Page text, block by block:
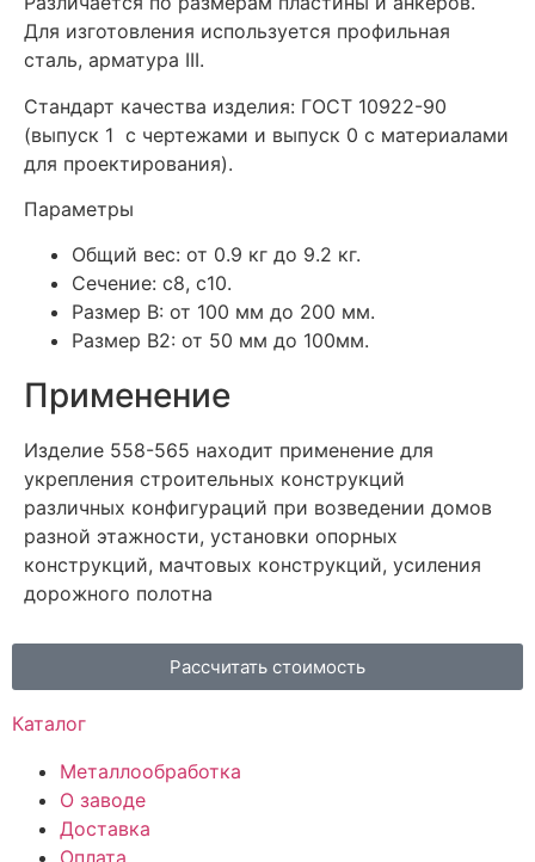
Каталог
Металлообработка
О заводе
Доставка
Для изготовления используется профильная
сталь, арматура III.
Стандарт качества изделия: ГОСТ 10922-90
(выпуск 1 с чертежами и выпуск 0 с материалами
для проектирования).
Параметры
Общий вес: от 0.9 кг до 9.2 кг.
Сечение: с8, с10.
Размер В: от 100 мм до 200 мм.
Размер В2: от 50 мм до 100мм.
Применение
Изделие 558-565 находит применение для
укрепления строительных конструкций
различных конфигураций при возведении домов
разной этажности, установки опорных
конструкций, мачтовых конструкций, усиления
дорожного полотна
Рассчитать стоимость